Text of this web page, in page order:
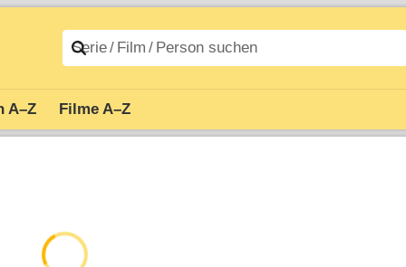
A–Z Filme A–Z